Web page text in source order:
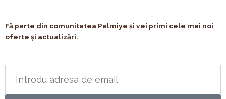
Fă parte din comunitatea Palmiye și vei primi cele mai noi
oferte și actualizări.